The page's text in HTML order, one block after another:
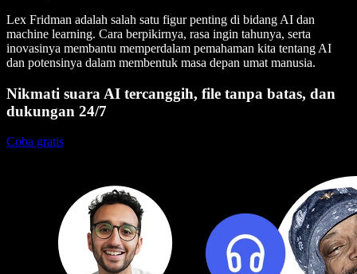
Lex Fridman adalah salah satu figur penting di bidang AI dan
machine learning. Cara berpikirnya, rasa ingin tahunya, serta
inovasinya membantu memperdalam pemahaman kita tentang AI
dan potensinya dalam membentuk masa depan umat manusia.
Nikmati suara AI tercanggih, file tanpa batas, dan
dukungan 24/7
Coba gratis